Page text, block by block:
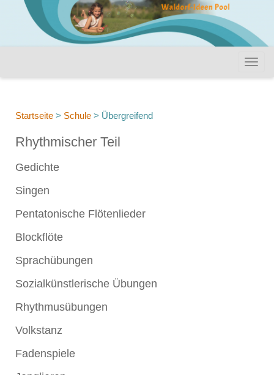
Startseite > Schule > Übergreifend
Rhythmischer Teil
Gedichte
Singen
Pentatonische Flötenlieder
Blockflöte
Sprachübungen
Sozialkünstlerische Übungen
Rhythmusübungen
Volkstanz
Fadenspiele